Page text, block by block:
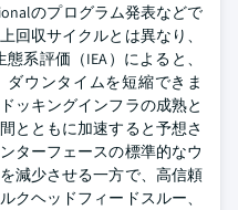
のプログラム発表などで
回収サイクルとは異なり、
系評価（IEA）によると、
ウンタイムを短縮できま
ッキングインフラの成熟と
とともに加速すると予想さ
ターフェースの標準的なウ
減少させる一方で、高信頼
クヘッドフィードスルー、